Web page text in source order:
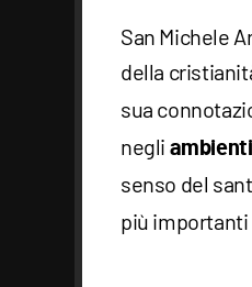
San Michele
della
sua
negli
senso del
più importanti